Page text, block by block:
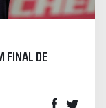
FINAL DE